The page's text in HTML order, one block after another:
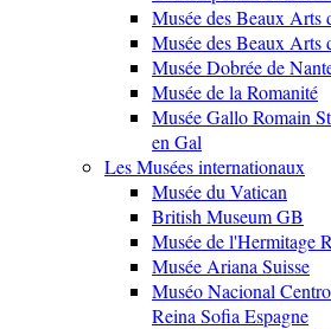
Musée des Beaux Arts
Musée des Beaux Arts
Musée Dobrée de
Musée de la Romanité
Musée Gallo Romain
en Gal
Les Musées internationaux
Musée du Vatican
British Museum GB
Musée de l'Hermitage
Musée Ariana Suisse
Muséo Nacional
Reina Sofia Espagne